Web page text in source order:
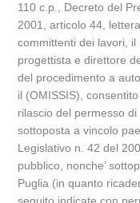
110 c.p., Decreto del
2001, articolo 44,
committenti dei lavori,
progettista e direttore
del procedimento a
il (OMISSIS),
rilascio del permesso
sottoposta a vincolo
Legislativo n. 42 del
pubblico, nonche’
Puglia (in quanto